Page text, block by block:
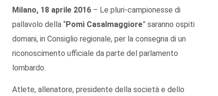
Milano, 18 aprile 2016 – Le pluri-campionesse di
pallavolo della “Pomì Casalmaggiore” saranno ospiti
domani, in Consiglio regionale, per la consegna di un
riconoscimento ufficiale da parte del parlamento
lombardo.
Atlete, allenatore, presidente della società e dello